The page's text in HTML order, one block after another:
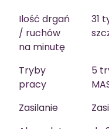
Ilość drgań
/ ruchów
na minutę
31
Tryby
pracy
5
Zasilanie